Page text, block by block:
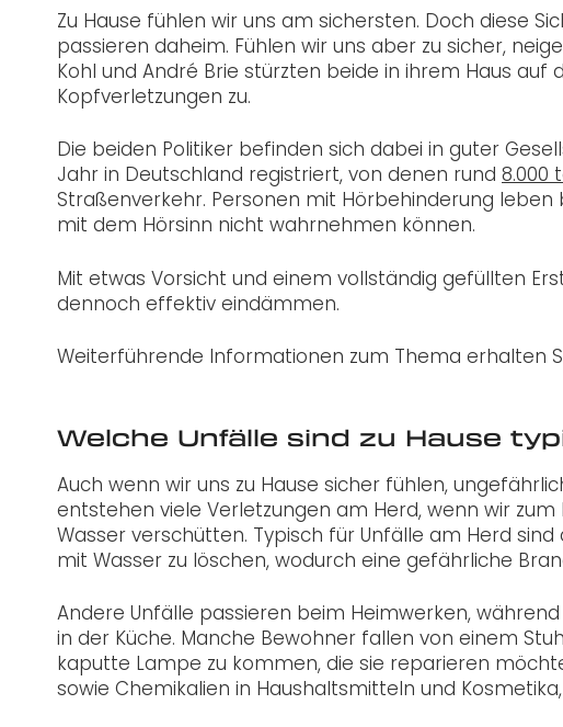
Zu Hause fühlen wir uns am sichersten. Doch diese
passieren daheim. Fühlen wir uns aber zu sicher,
Kohl und André Brie stürzten beide in ihrem Haus
Kopfverletzungen zu.
Die beiden Politiker befinden sich dabei in guter
Jahr in Deutschland registriert, von denen rund 8.000
Straßenverkehr. Personen mit Hörbehinderung
mit dem Hörsinn nicht wahrnehmen können.
Mit etwas Vorsicht und einem vollständig gefüllten
dennoch effektiv eindämmen.
Weiterführende Informationen zum Thema erhalten
Welche Unfälle sind zu Hause
Auch wenn wir uns zu Hause sicher fühlen,
entstehen viele Verletzungen am Herd, wenn wir
Wasser verschütten. Typisch für Unfälle am Herd
mit Wasser zu löschen, wodurch eine gefährliche
Andere Unfälle passieren beim Heimwerken,
in der Küche. Manche Bewohner fallen von einem
kaputte Lampe zu kommen, die sie reparieren
sowie Chemikalien in Haushaltsmitteln und